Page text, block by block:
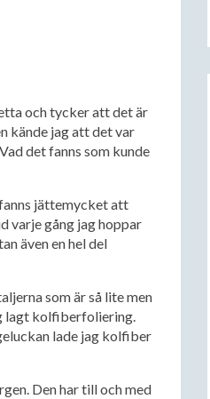
och tycker att det är
kände jag att det var
det fanns som kunde
jättemycket att
varje gång jag hoppar
även en hel del
som är så lite men
lagt kolfiberfoliering.
lade jag kolfiber
Den har till och med